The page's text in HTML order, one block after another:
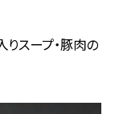
りスープ・豚肉の